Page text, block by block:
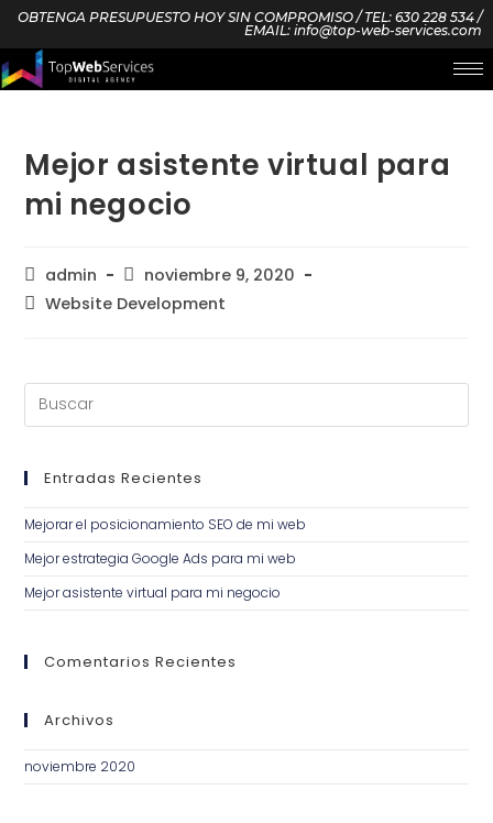
OBTENGA PRESUPUESTO HOY SIN COMPROMISO / TEL: 630 228 534 /
EMAIL: info@top-web-services.com
Mejor asistente virtual para
mi negocio
admin
noviembre 9, 2020
Website Development
Entradas Recientes
Mejorar el posicionamiento SEO de mi web
Mejor estrategia Google Ads para mi web
Mejor asistente virtual para mi negocio
Comentarios Recientes
Archivos
noviembre 2020